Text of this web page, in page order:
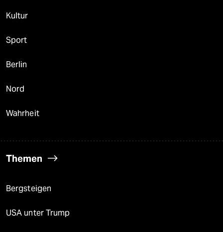
Kultur
Sport
Berlin
Nord
Wahrheit
Themen
Bergsteigen
USA unter Trump